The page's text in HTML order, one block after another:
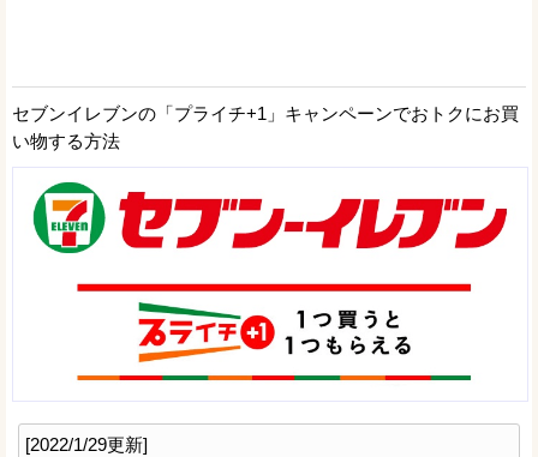
セブンイレブンの「プライチ+1」キャンペーンでおトクにお買
い物する方法
[2022/1/29更新]